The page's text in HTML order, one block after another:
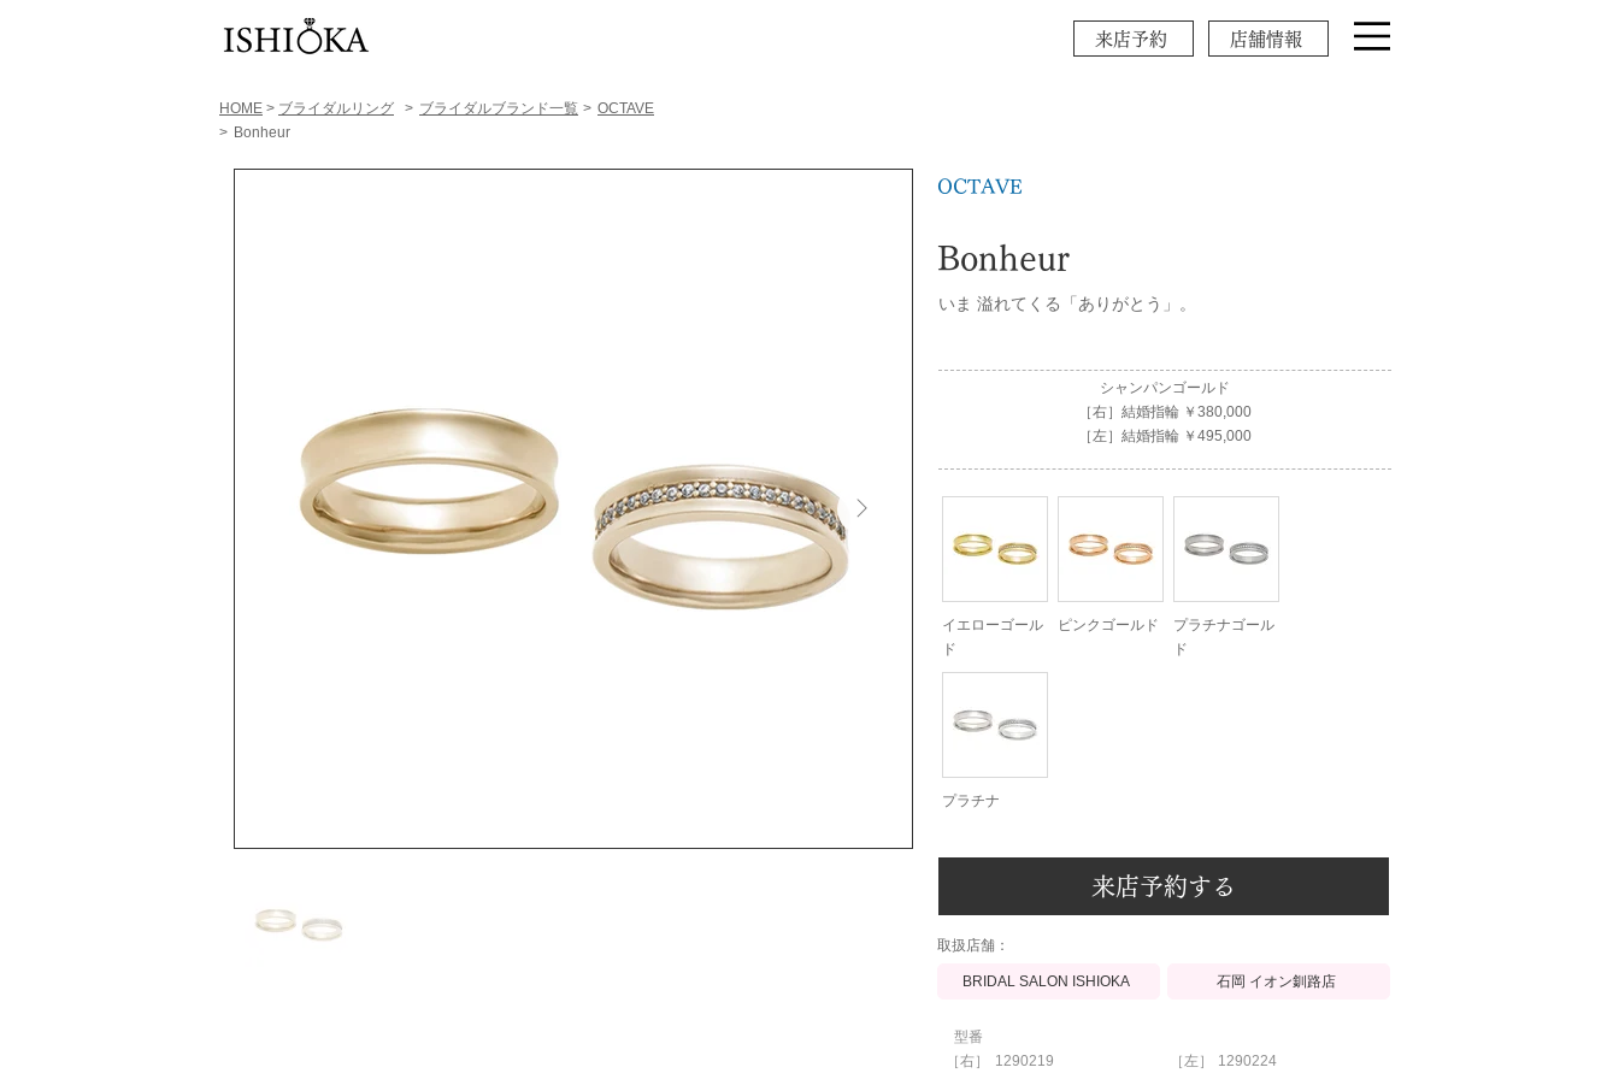
来店予約 店舗情報
HOME > ブライダルリング > ​ブライダルブランド一覧 > OCTAVE
> Bonheur
OCTAVE
Bonheur
いま 溢れてくる「ありがとう」。
シャンパンゴールド
［右］結婚指輪 ￥380,000
［左］結婚指輪 ￥495,000
イエローゴール
ド
ピンクゴールド
プラチナゴール
ド
プラチナ
来店予約する
​取扱店舗：
BRIDAL SALON ISHIOKA 石岡 イオン釧路店
型番
［右］
1290219 ［左］ 1290224